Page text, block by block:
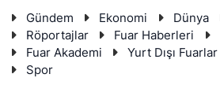
Gündem Ekonomi Dünya
Röportajlar
Fuar Haberleri
Fuar Akademi
Yurt Dışı Fuarlar
Spor